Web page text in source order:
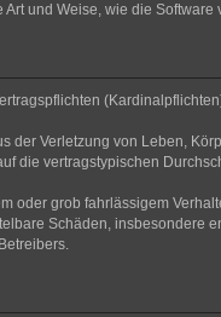
und Weise, wie die
Verletzung von Leben,
vertragstypischen
grob fahrlässigem
Schäden, insbesondere